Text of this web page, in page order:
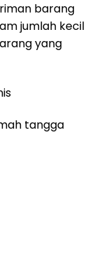
barang
jumlah kecil
yang
tangga